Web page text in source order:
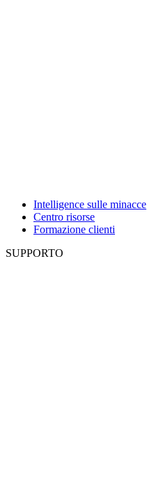
Intelligence sulle minacce
Centro risorse
Formazione clienti
SUPPORTO